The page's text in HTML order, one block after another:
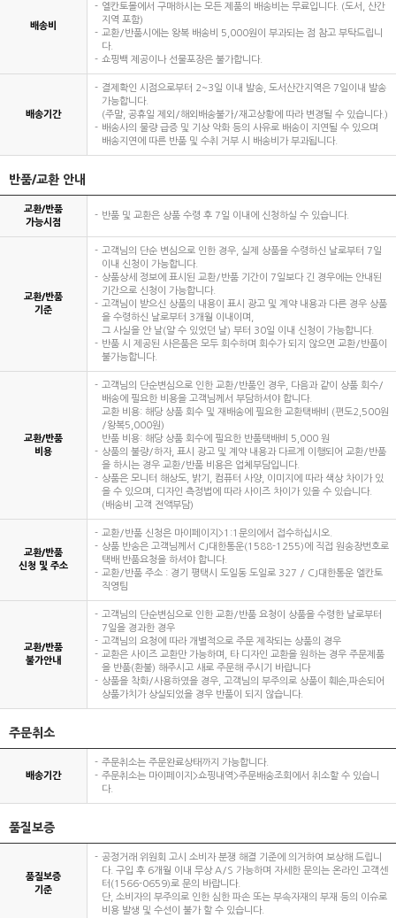
배송비
엘칸토몰에서 구매하시는 모든 제품의 배송비는 무료입니다. (도서, 산간
지역 포함)
교환/반품시에는 왕복 배송비 5,000원이 부과되는 점 참고 부탁드립니
다.
쇼핑백 제공이나 선물포장은 불가합니다.
배송기간
결제확인 시점으로부터 2~3일 이내 발송, 도서산간지역은 7일이내 발송
가능합니다.
(주말, 공휴일 제외/해외배송불가/재고상황에 따라 변경될 수 있습니다.)
배송사의 물량 급증 및 기상 악화 등의 사유로 배송이 지연될 수 있으며
배송지연에 따른 반품 및 수취 거부 시 배송비가 부과됩니다.
반품/교환 안내
교환/반품
가능시점
반품 및 교환은 상품 수령 후 7일 이내에 신청하실 수 있습니다.
교환/반품
기준
고객님의 단순 변심으로 인한 경우, 실제 상품을 수령하신 날로부터 7일
이내 신청이 가능합니다.
상품상세 정보에 표시된 교환/반품 기간이 7일보다 긴 경우에는 안내된
기간으로 신청이 가능합니다.
고객님이 받으신 상품의 내용이 표시 광고 및 계약 내용과 다른 경우 상품
을 수령하신 날로부터 3개월 이내이며,
그 사실을 안 날(알 수 있었던 날) 부터 30일 이내 신청이 가능합니다.
반품 시 제공된 사은품은 모두 회수하며 회수가 되지 않으면 교환/반품이
불가능합니다.
교환/반품
비용
고객님의 단순변심으로 인한 교환/반품인 경우, 다음과 같이 상품 회수/
배송에 필요한 비용을 고객님께서 부담하셔야 합니다.
교환 비용: 해당 상품 회수 및 재배송에 필요한 교환택배비 (편도2,500원
/왕복5,000원)
반품 비용: 해당 상품 회수에 필요한 반품택배비 5,000 원
상품의 불량/하자, 표시 광고 및 계약 내용과 다르게 이행되어 교환/반품
을 하시는 경우 교환/반품 비용은 업체부담입니다.
상품은 모니터 해상도, 밝기, 컴퓨터 사양, 이미지에 따라 색상 차이가 있
을 수 있으며, 디자인 측정법에 따라 사이즈 차이가 있을 수 있습니다.
(배송비 고객 전액부담)
교환/반품
신청 및 주소
교환/반품 신청은 마이페이지>1:1문의에서 접수하십시오.
상품 반송은 고객님께서 CJ대한통운(1588-1255)에 직접 원송장번호로
택배 반품요청을 하셔야 합니다.
교환/반품 주소 : 경기 평택시 도일동 도일로 327 / CJ대한통운 엘칸토
직영팀
교환/반품
불가안내
고객님의 단순변심으로 인한 교환/반품 요청이 상품을 수령한 날로부터
7일을 경과한 경우
고객님의 요청에 따라 개별적으로 주문 제작되는 상품의 경우
교환은 사이즈 교환만 가능하며, 타 디자인 교환을 원하는 경우 주문제품
을 반품(환불) 해주시고 새로 주문해 주시기 바랍니다
상품을 착화/사용하였을 경우, 고객님의 부주의로 상품이 훼손,파손되어
상품가치가 상실되었을 경우 반품이 되지 않습니다.
주문취소
배송기간
주문취소는 주문완료상태까지 가능합니다.
주문취소는 마이페이지>쇼핑내역>주문배송조회에서 취소할 수 있습니
다.
품질보증
품질보증
기준
공정거래 위원회 고시 소비자 분쟁 해결 기준에 의거하여 보상해 드립니
다. 구입 후 6개월 이내 무상 A/S 가능하며 자세한 문의는 온라인 고객센
터(1566-0659)로 문의 바랍니다.
단, 소비자의 부주의로 인한 심한 파손 또는 부속자재의 부재 등의 이슈로
비용 발생 및 수선이 불가 할 수 있습니다.